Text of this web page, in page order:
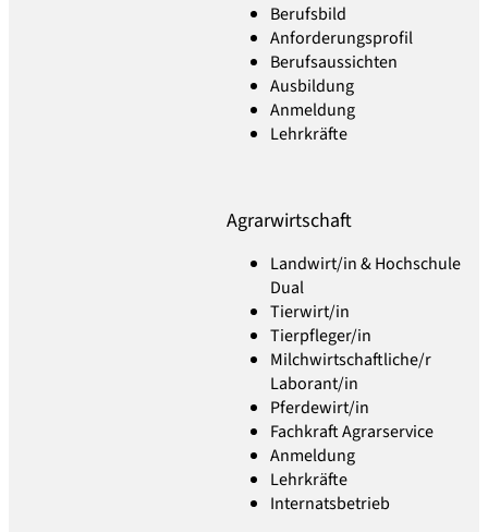
Berufsbild
Anforderungsprofil
Berufsaussichten
Ausbildung
Anmeldung
Lehrkräfte
Agrarwirtschaft
Landwirt/in & Hochschule
Dual
Tierwirt/in
Tierpfleger/in
Milchwirtschaftliche/r
Laborant/in
Pferdewirt/in
Fachkraft Agrarservice
Anmeldung
Lehrkräfte
Internatsbetrieb